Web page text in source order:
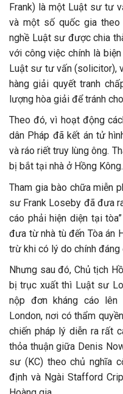
Frank) là một Luật sư tư
và một số quốc gia theo
nghề Luật sư được chia
với công việc chính là
Luật sư tư vấn (solicitor),
hàng giải quyết tranh
lượng hòa giải để tránh
Theo đó, vì hoạt động
dân Pháp đã kết án tử
và ráo riết truy lùng ông.
bị bắt tại nhà ở Hồng Kông.
Tham gia bào chữa miễn
sư Frank Loseby đã đưa
cáo phải hiện diện tại
đưa từ nhà tù đến Tòa án
trừ khi có lý do chính
Nhưng sau đó, Chủ tịch
bị trục xuất thì Luật sư
nộp đơn kháng cáo
London, nơi có thẩm
chiến pháp lý diễn ra rất
thỏa thuận giữa Denis
sư (KC) theo chủ nghĩa
định và Ngài Stafford